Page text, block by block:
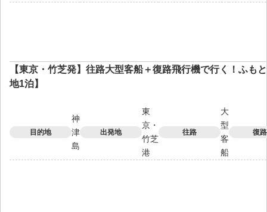
【東京・竹芝発】往路大型客船＋復路飛行機で行く！ふも
地1泊】
目的地
神
津
島
出発地
東
京・
竹芝
港
往路
大
型
客
船
復路